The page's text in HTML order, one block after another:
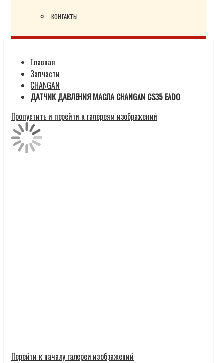
КОНТАКТЫ
Главная
Запчасти
CHANGAN
ДАТЧИК ДАВЛЕНИЯ МАСЛА CHANGAN CS35 EADO
Пропустить и перейти к галереям изображений
Перейти к началу галереи изображений